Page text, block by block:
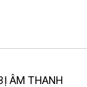
ÂM THANH